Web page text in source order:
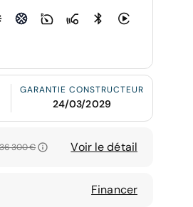
GARANTIE CONSTRUCTEUR
24/03/2029
300 € Voir le détail
Financer